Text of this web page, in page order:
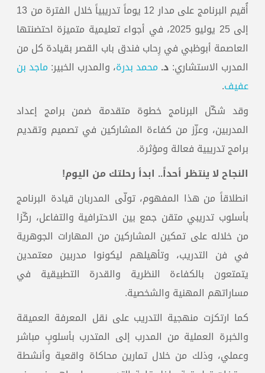
أُقيم البرنامج على مدار 12 يوماً تدريبياً خلال الفترة من 13
إلى 25 يوليو 2025، في أجواء تعليمية متميزة احتضنتها
العاصمة أبوظبي في رِحاب فندق باب القصر بقيادة كل من
المدرب الاستشاري: د.محمد بدرة، والمدرب الخبير:ماجد بن
عفيف.
وقد شكّل البرنامج خطوة متقدمة ضمن برامج إعداد
المدربين، وعزّز من كفاءة المشاركين في تصميم وتقديم
برامج تدريبية فعالة ومؤثرة.
النجاح لا ينتظر أحداً.. ابدأ رحلتك من اليوم!
انطلاقاً من هذا المفهوم، تولّى المدربان قيادة البرنامج
بأسلوب تدريبي متقن جمع بين الاحترافية والتفاعل، ركّزا
من خلاله على تمكين المشاركين من المهارات الجوهرية
في فن التدريب، وتأهيلهم ليكونوا مدربين معتمدين
يتمتعون بالكفاءة النظرية والقدرة التطبيقية في
مساراتهم المهنية والشخصية.
كما ارتكزت منهجية التدريب على نقل المعرفة العميقة
والخبرة العملية من المدرب إلى المتدرب بأسلوبٍ مباشر
وعملي، وذلك من خلال تمارين محاكاة واقعية وأنشطة